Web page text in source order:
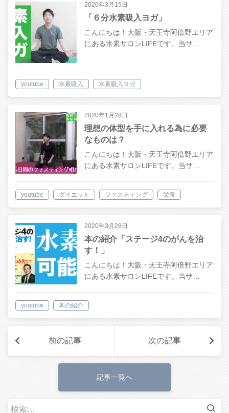
2020年3月15日
「６分水素吸入ヨガ」
こんにちは！大阪・天王寺阿倍野エリア
にある水素サロンLIFEです。当サ…
youtube 水素吸入 水素吸入ヨガ
2020年1月28日
理想の体型を手に入れる為に必要
なものは？
こんにちは！大阪・天王寺阿倍野エリア
にある水素サロンLIFEです。当サ…
youtube ダイエット ファスティング 栄養
2020年3月28日
本の紹介「ステージ4のがんを治
す！」
こんにちは！大阪・天王寺阿倍野エリア
にある水素サロンLIFEです。当サ…
youtube 本の紹介
前の記事 次の記事
記事一覧へ
検